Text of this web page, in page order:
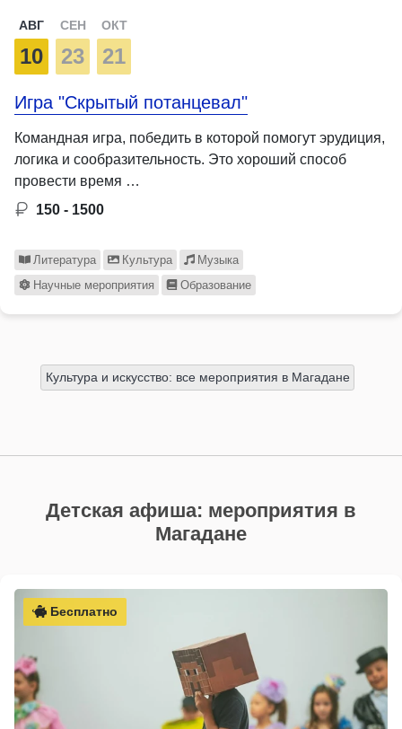
АВГ
10
СЕН
23
ОКТ
21
Игра "Скрытый потанцевал"
Командная игра, победить в которой помогут эрудиция,
логика и сообразительность. Это хороший способ
провести время …
150 - 1500
Литература Культура
Музыка
Научные мероприятия
Образование
Культура и искусство: все мероприятия в Магадане
Детская афиша: мероприятия в
Магадане
Бесплатно